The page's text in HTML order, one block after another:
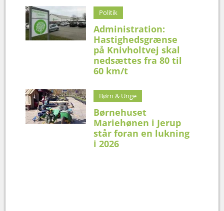
Politik
Administration:
Hastighedsgrænse
på Knivholtvej skal
nedsættes fra 80 til
60 km/t
Børn & Unge
Børnehuset
Mariehønen i Jerup
står foran en lukning
i 2026